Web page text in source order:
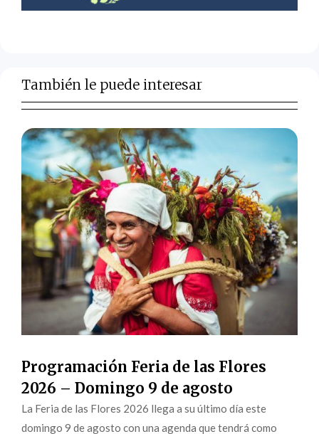
También le puede interesar
Programación Feria de las Flores
2026 – Domingo 9 de agosto
La Feria de las Flores 2026 llega a su último día este
domingo 9 de agosto con una agenda que tendrá como